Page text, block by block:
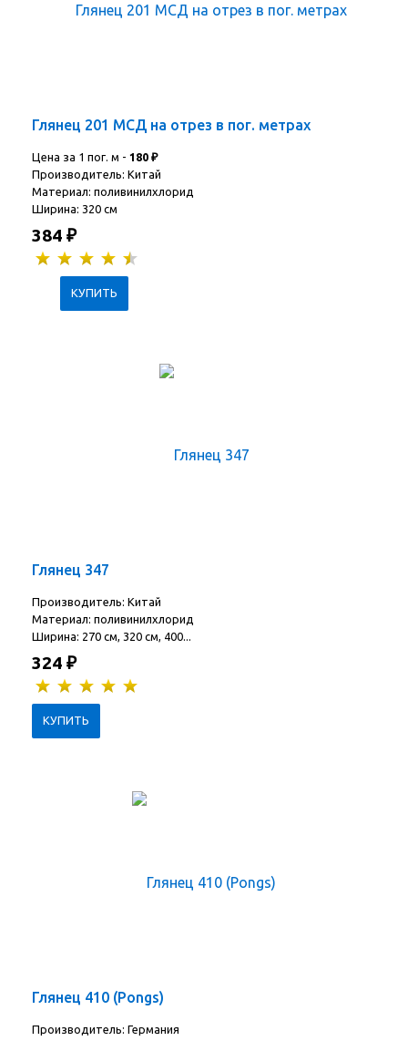
Глянец 201 МСД на отрез в пог. метрах
Цена за 1 пог. м - 180 ₽
Производитель: Китай
Материал: поливинилхлорид
Ширина: 320 см
384 ₽
Глянец 347
Производитель: Китай
Материал: поливинилхлорид
Ширина: 270 см, 320 см, 400...
324 ₽
Глянец 410 (Pongs)
Производитель: Германия